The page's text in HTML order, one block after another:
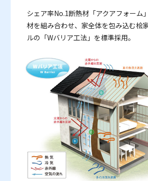
シェア率No.1断熱材「アクアフォーム
材を組み合わせ、家全体を包み込む桧
ルの「Wバリア工法」を標準採用。